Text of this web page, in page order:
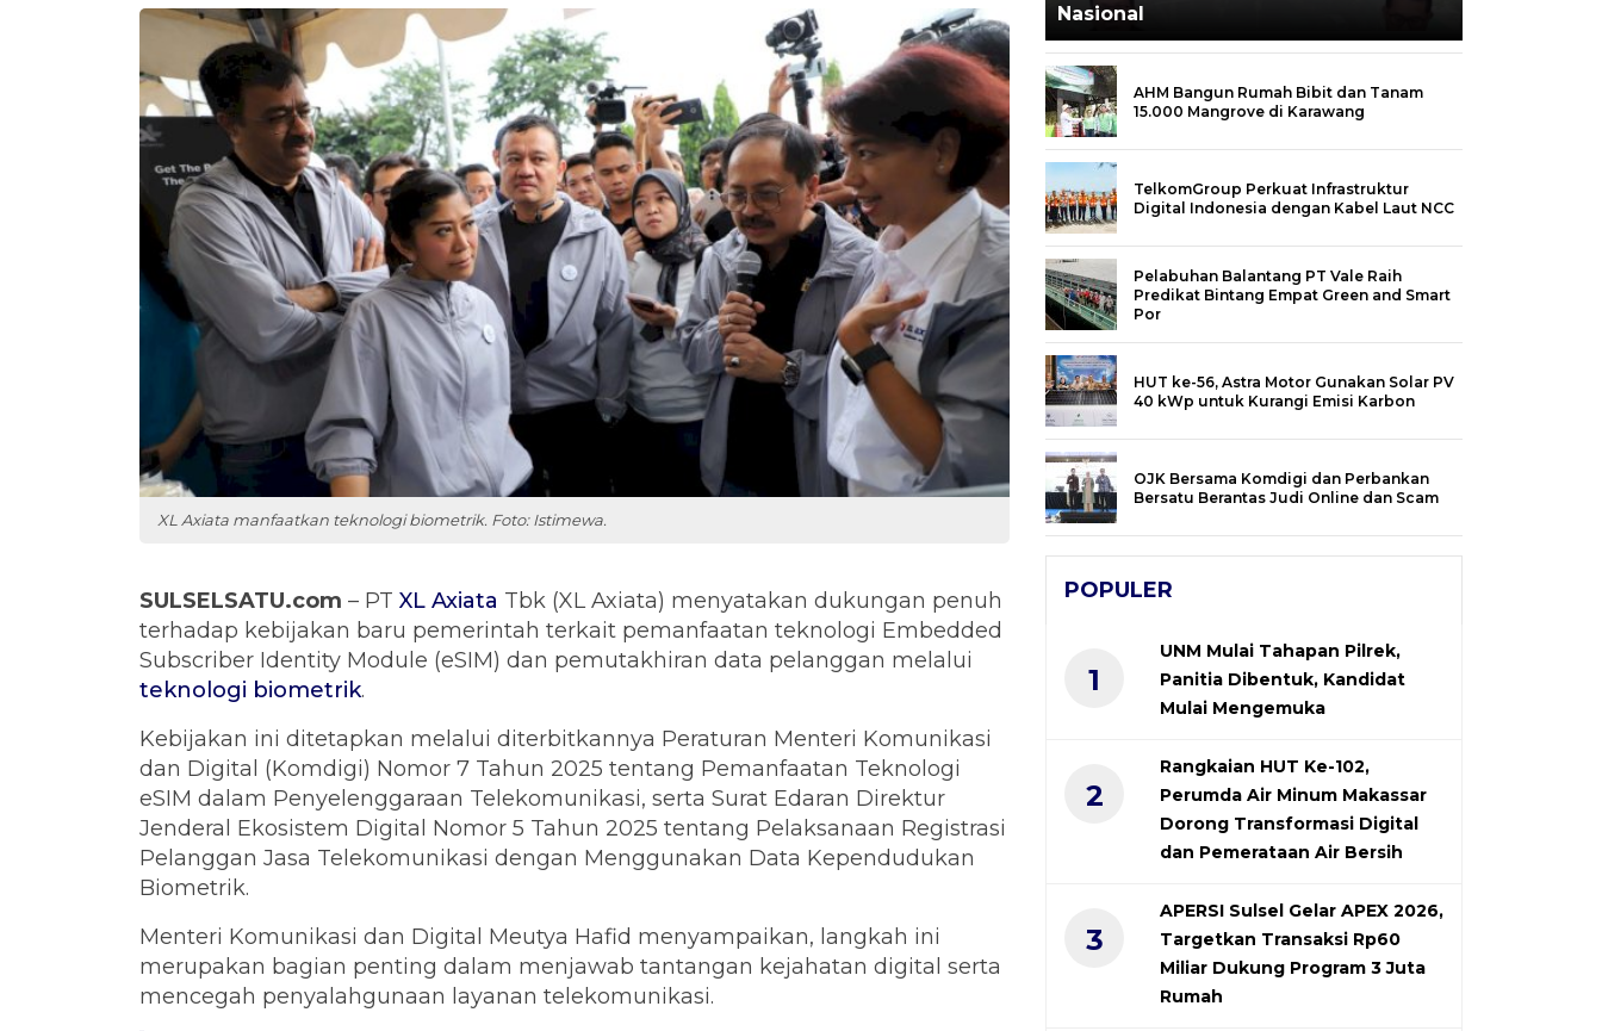
XL Axiata manfaatkan teknologi biometrik. Foto: Istimewa.
SULSELSATU.com – PT XL Axiata Tbk (XL Axiata) menyatakan dukungan penuh
terhadap kebijakan baru pemerintah terkait pemanfaatan teknologi Embedded
Subscriber Identity Module (eSIM) dan pemutakhiran data pelanggan melalui
teknologi biometrik.
Kebijakan ini ditetapkan melalui diterbitkannya Peraturan Menteri Komunikasi
dan Digital (Komdigi) Nomor 7 Tahun 2025 tentang Pemanfaatan Teknologi
eSIM dalam Penyelenggaraan Telekomunikasi, serta Surat Edaran Direktur
Jenderal Ekosistem Digital Nomor 5 Tahun 2025 tentang Pelaksanaan Registrasi
Pelanggan Jasa Telekomunikasi dengan Menggunakan Data Kependudukan
Biometrik.
Menteri Komunikasi dan Digital Meutya Hafid menyampaikan, langkah ini
merupakan bagian penting dalam menjawab tantangan kejahatan digital serta
mencegah penyalahgunaan layanan telekomunikasi.
Nasional
AHM Bangun Rumah Bibit dan Tanam
15.000 Mangrove di Karawang
TelkomGroup Perkuat Infrastruktur
Digital Indonesia dengan Kabel Laut NCC
Pelabuhan Balantang PT Vale Raih
Predikat Bintang Empat Green and Smart
Por
HUT ke-56, Astra Motor Gunakan Solar PV
40 kWp untuk Kurangi Emisi Karbon
OJK Bersama Komdigi dan Perbankan
Bersatu Berantas Judi Online dan Scam
POPULER
1
UNM Mulai Tahapan Pilrek,
Panitia Dibentuk, Kandidat
Mulai Mengemuka
2
Rangkaian HUT Ke-102,
Perumda Air Minum Makassar
Dorong Transformasi Digital
dan Pemerataan Air Bersih
3
APERSI Sulsel Gelar APEX 2026,
Targetkan Transaksi Rp60
Miliar Dukung Program 3 Juta
Rumah